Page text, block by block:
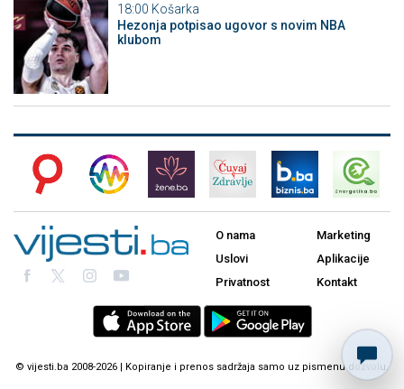
18:00 Košarka
Hezonja potpisao ugovor s novim NBA
klubom
O nama
Uslovi
Privatnost
Marketing
Aplikacije
Kontakt
© vijesti.ba 2008-2026 | Kopiranje i prenos sadržaja samo uz pismenu dozvolu.